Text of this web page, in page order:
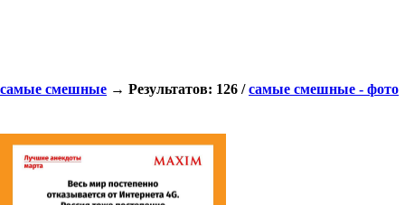
самые смешные → Результатов: 126 /самые смешные - фото